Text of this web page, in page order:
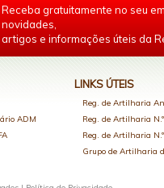
Receba gratuitamente no seu
novidades,
artigos e informações úteis da
ADM
LINKS ÚTEIS
Reg. de Artilharia
Reg. de Artilharia
Reg. de Artilharia
Grupo de Artilharia